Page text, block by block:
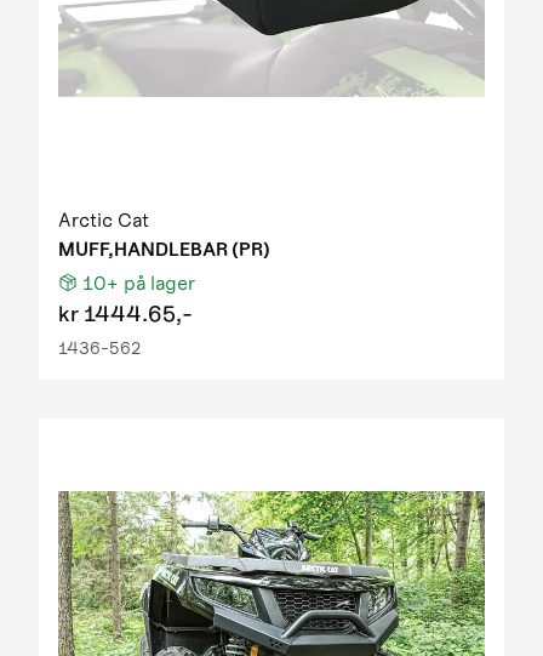
Arctic Cat
MUFF,HANDLEBAR (PR)
10+ på lager
kr 1444.65,-
1436-562